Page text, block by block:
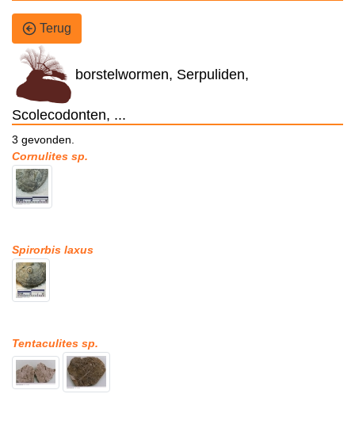
Terug
borstelwormen, Serpuliden,
Scolecodonten, ...
3 gevonden.
Cornulites sp.
Spirorbis laxus
Tentaculites sp.